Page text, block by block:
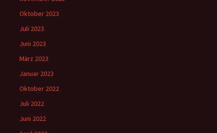
Oktober 2023
Juli 2023
Juni 2023
März 2023
Januar 2023
Oktober 2022
Juli 2022
Juni 2022